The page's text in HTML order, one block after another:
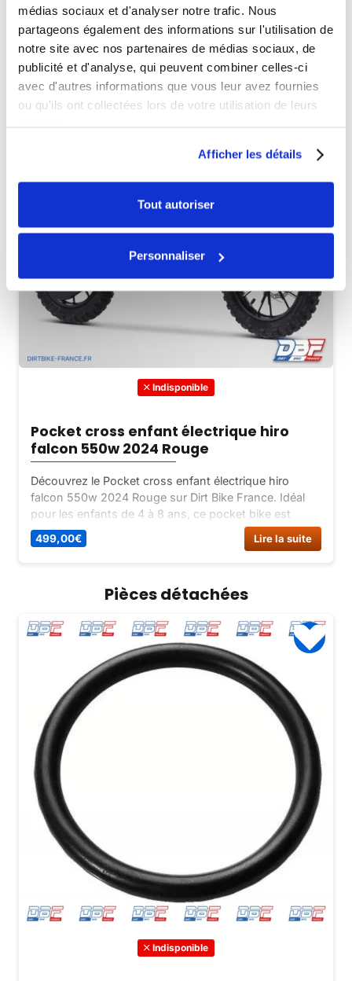
médias sociaux et d'analyser notre trafic. Nous
partageons également des informations sur l'utilisation de
notre site avec nos partenaires de médias sociaux, de
publicité et d'analyse, qui peuvent combiner celles-ci
avec d'autres informations que vous leur avez fournies
ou qu'ils ont collectées lors de votre utilisation de leurs
Afficher les détails
Tout autoriser
Personnaliser
Véhicules complets
Indisponible
Pocket cross enfant électrique hiro
falcon 550w 2024 Rouge
Découvrez le Pocket cross enfant électrique hiro
falcon 550w 2024 Rouge sur Dirt Bike France. Idéal
pour les enfants de 4 à 8 ans, ce pocket bike est
parfait pour débuter la moto en toute sécurité.
Commandez maintenant !
499,00€ Lire la suite
Pièces détachées
Indisponible